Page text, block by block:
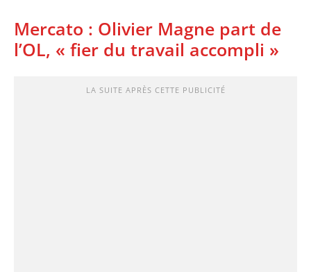
Mercato : Olivier Magne part de
l’OL, « fier du travail accompli »
LA SUITE APRÈS CETTE PUBLICITÉ